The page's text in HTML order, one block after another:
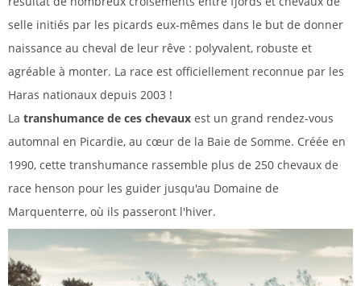
selle initiés par les picards eux-mêmes dans le but de donner
naissance au cheval de leur rêve : polyvalent, robuste et
agréable à monter. La race est officiellement reconnue par les
Haras nationaux depuis 2003 !
La transhumance de ces chevaux est un grand rendez-vous
automnal en Picardie, au cœur de la Baie de Somme. Créée en
1990, cette transhumance rassemble plus de 250 chevaux de
race henson pour les guider jusqu'au Domaine de
Marquenterre, où ils passeront l'hiver.